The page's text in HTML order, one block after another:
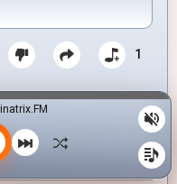
1
- Птаха -